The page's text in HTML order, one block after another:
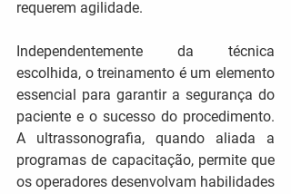
requerem agilidade.
Independentemente da técnica
escolhida, o treinamento é um elemento
essencial para garantir a segurança do
paciente e o sucesso do procedimento.
A ultrassonografia, quando aliada a
programas de capacitação, permite que
os operadores desenvolvam habilidades